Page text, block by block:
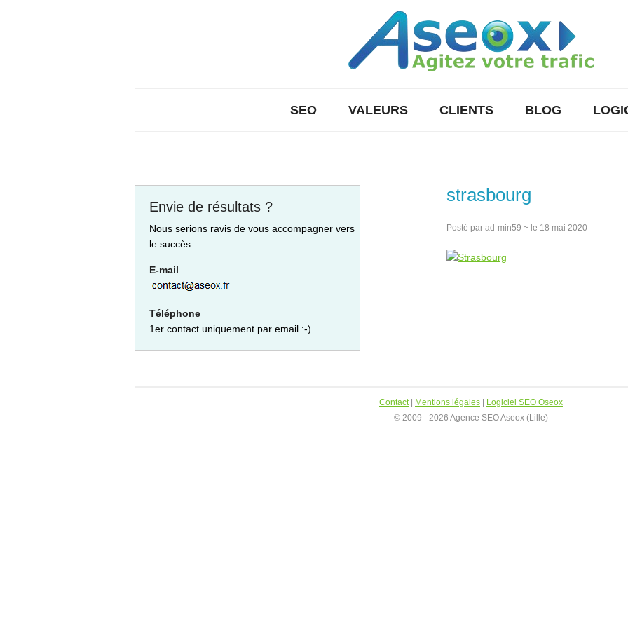
SEO VALEURS CLIENTS BLOG
strasbourg
Posté par ad-min59 ~ le 18 mai 2020
Envie de résultats ?
Nous serions ravis de vous accompagner vers
le succès.
E-mail
Téléphone
1er contact uniquement par email :-)
Contact| Mentions légales
Logiciel SEO Oseox
© 2009 - 2026 Agence SEO Aseox (Lille)